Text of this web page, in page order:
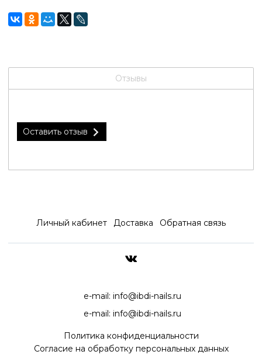
Отзывы
Оставить отзыв
Личный кабинет Доставка Обратная связь
e-mail: info@ibdi-nails.ru
e-mail: info@ibdi-nails.ru
Политика конфиденциальности
Согласие на обработку персональных данных